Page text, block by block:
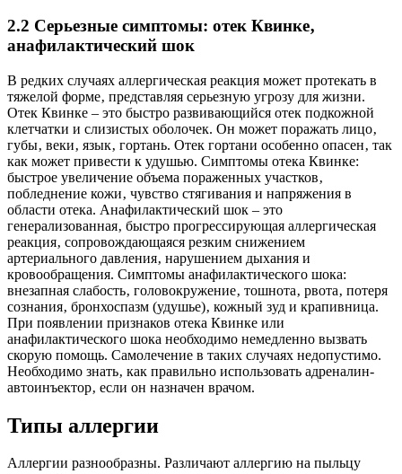
2.2 Серьезные симптомы: отек Квинке‚
анафилактический шок
В редких случаях аллергическая реакция может протекать в
тяжелой форме‚ представляя серьезную угрозу для жизни.
Отек Квинке – это быстро развивающийся отек подкожной
клетчатки и слизистых оболочек. Он может поражать лицо‚
губы‚ веки‚ язык‚ гортань. Отек гортани особенно опасен‚ так
как может привести к удушью. Симптомы отека Квинке:
быстрое увеличение объема пораженных участков‚
побледнение кожи‚ чувство стягивания и напряжения в
области отека. Анафилактический шок – это
генерализованная‚ быстро прогрессирующая аллергическая
реакция‚ сопровождающаяся резким снижением
артериального давления‚ нарушением дыхания и
кровообращения. Симптомы анафилактического шока:
внезапная слабость‚ головокружение‚ тошнота‚ рвота‚ потеря
сознания‚ бронхоспазм (удушье)‚ кожный зуд и крапивница.
При появлении признаков отека Квинке или
анафилактического шока необходимо немедленно вызвать
скорую помощь. Самолечение в таких случаях недопустимо.
Необходимо знать‚ как правильно использовать адреналин-
автоинъектор‚ если он назначен врачом.
Типы аллергии
Аллергии разнообразны. Различают аллергию на пыльцу